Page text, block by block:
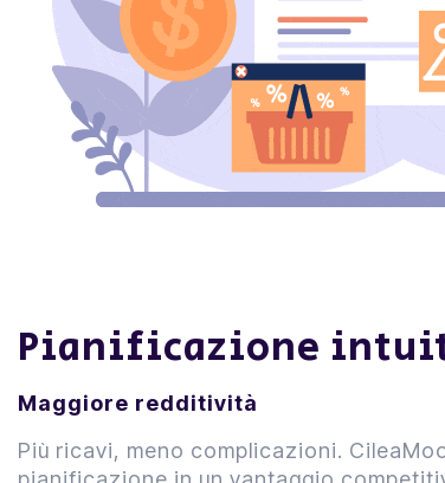
Pianificazione
Maggiore redditività
Più ricavi, meno complicazioni.